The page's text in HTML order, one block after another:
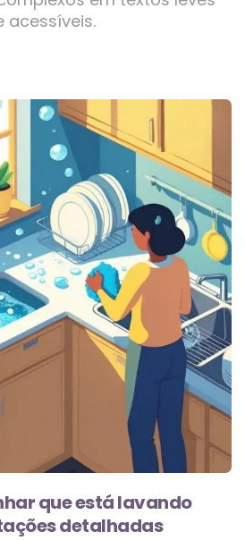
acessíveis.
que está lavando
detalhadas